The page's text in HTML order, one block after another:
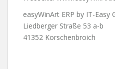
easyWinArt ERP by IT-Easy
Liedberger Straße 53 a-b
41352 Korschenbroich